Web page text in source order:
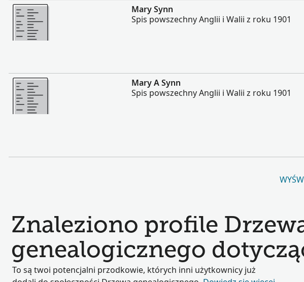
Więcej
Mary Synn
Spis powszechny Anglii i Walii z roku 1901
Więcej
Mary A Synn
Spis powszechny Anglii i Walii z roku 1901
Znaleziono profile
genealogicznego
To są twoi potencjalni przodkowie, których inni użytkownicy już